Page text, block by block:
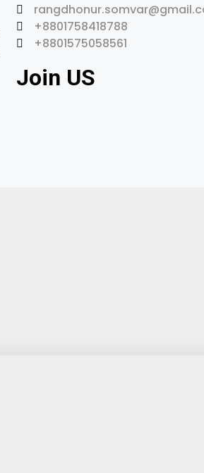
+8801758418788
+8801575058561
Join US